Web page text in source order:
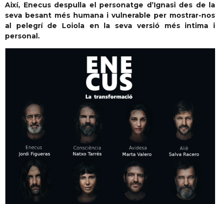
Així, Enecus despulla el personatge d’Ignasi des de la
seva besant més humana i vulnerable per mostrar-nos
al pelegrí de Loiola en la seva versió més intima i
personal.